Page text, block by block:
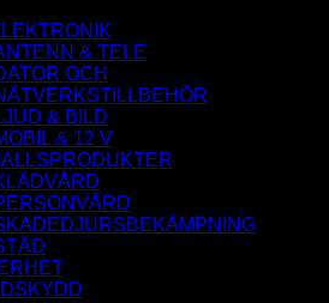
& TELE
OCH
& BILD
& 12 V